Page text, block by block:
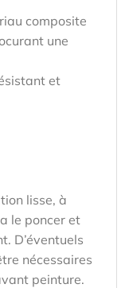
composite
une
et
lisse, à
le poncer et
D’éventuels
nécessaires
peinture.